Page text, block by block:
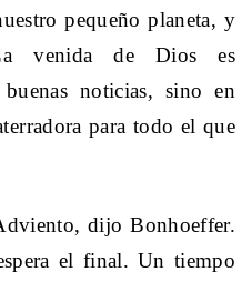
pequeño planeta, y
venida de Dios es
noticias, sino en
para todo el que
dijo Bonhoeffer.
el final. Un tiempo